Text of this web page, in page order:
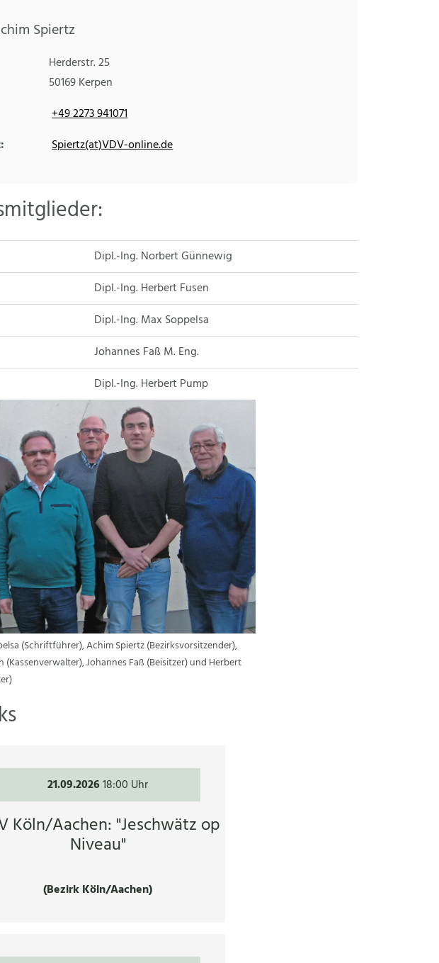
Spiertz
Herderstr. 25
50169Kerpen
+49 2273 941071
Spiertz(at)VDV-online.de
Dipl.-Ing. Norbert Günnewig
Dipl.-Ing. Herbert Fusen
Dipl.-Ing. Max Soppelsa
Johannes Faß M. Eng.
Dipl.-Ing. Herbert Pump
(Schriftführer), Achim Spiertz (Bezirksvorsitzender),
(Kassenverwalter), Johannes Faß (Beisitzer) und Herbert
21.09.202618:00 Uhr
Köln/Aachen: "Jeschwätz op
Niveau"
(Bezirk Köln/Aachen)